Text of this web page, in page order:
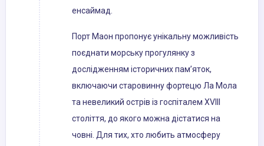
енсаймад.
Порт Маон пропонує унікальну можливість
поєднати морську прогулянку з
дослідженням історичних пам’яток,
включаючи старовинну фортецю Ла Мола
та невеликий острів із госпіталем XVIII
століття, до якого можна дістатися на
човні. Для тих, хто любить атмосферу